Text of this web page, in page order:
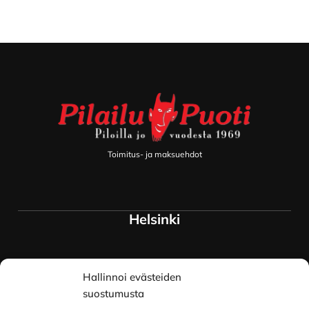
Hallinnoi evästeiden
suostumusta
Toimitus- ja maksuehdot
Helsinki
Myymälä ja keskusvarasto
Siltavuorenranta 18
00170 Helsinki